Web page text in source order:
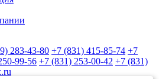
283-43-80 +7 (831) 415-85-74 +7
99-56 +7 (831) 253-00-42 +7 (831)